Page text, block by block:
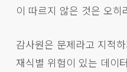
이 따르지 않은 것은 오히
감사원은 문제라고 지적
재식별 위험이 있는 데이